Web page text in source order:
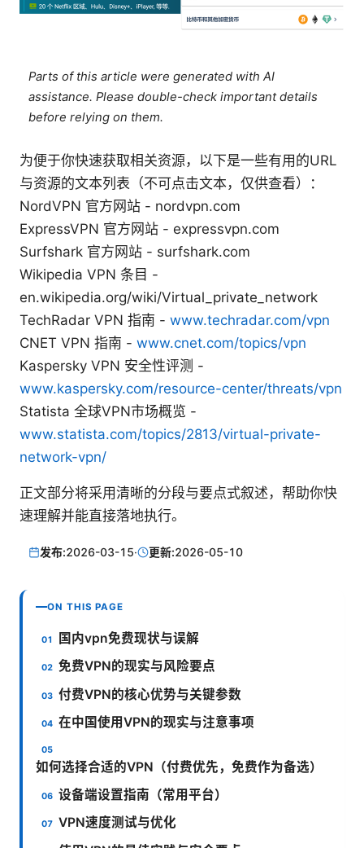
Parts of this article were generated with AI
assistance. Please double-check important details
before relying on them.
为便于你快速获取相关资源，以下是一些有用的URL
与资源的文本列表（不可点击文本，仅供查看）：
NordVPN 官方网站 - nordvpn.com
ExpressVPN 官方网站 - expressvpn.com
Surfshark 官方网站 - surfshark.com
Wikipedia VPN 条目 -
en.wikipedia.org/wiki/Virtual_private_network
TechRadar VPN 指南 - www.techradar.com/vpn
CNET VPN 指南 - www.cnet.com/topics/vpn
Kaspersky VPN 安全性评测 -
www.kaspersky.com/resource-center/threats/vpn
Statista 全球VPN市场概览 -
www.statista.com/topics/2813/virtual-private-
network-vpn/
正文部分将采用清晰的分段与要点式叙述，帮助你快
速理解并能直接落地执行。
发布:2026-03-15· 更新:2026-05-10
ON THIS PAGE
国内vpn免费现状与误解
免费VPN的现实与风险要点
付费VPN的核心优势与关键参数
在中国使用VPN的现实与注意事项
如何选择合适的VPN（付费优先，免费作为备选）
设备端设置指南（常用平台）
VPN速度测试与优化